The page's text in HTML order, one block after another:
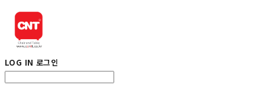
LOG IN 로그인